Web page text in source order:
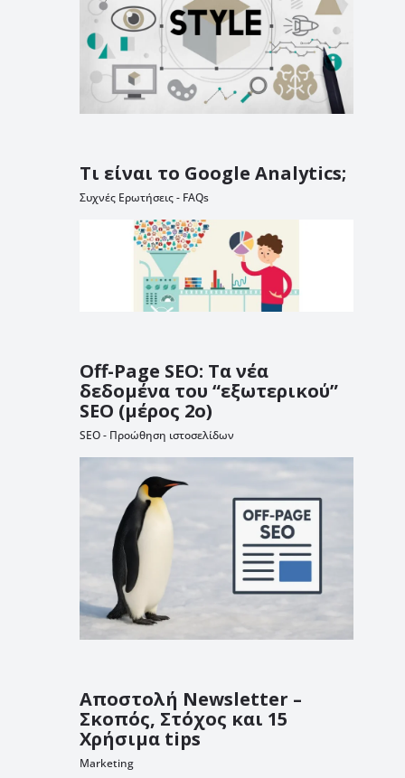
Τι είναι τo Google Analytics;
Συχνές Ερωτήσεις - FAQs
Off-Page SEO: Τα νέα
δεδομένα του “εξωτερικού”
SEO (μέρος 2ο)
SEO - Προώθηση ιστοσελίδων
Αποστολή Newsletter –
Σκοπός, Στόχος και 15
Χρήσιμα tips
Marketing